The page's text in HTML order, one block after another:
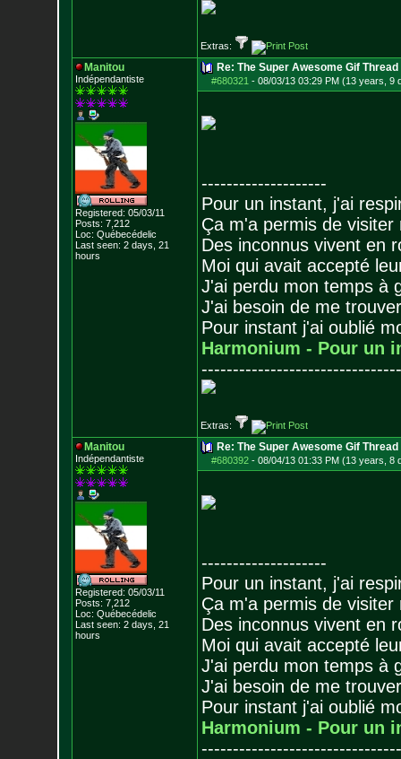
Extras:
Manitou
Indépendantiste
Registered: 05/03/11
Posts: 7,212
Loc: Québecédelic
Last seen: 2 days, 21
hours
Re: The Super Awesome Gif Thread
#680321 - 08/03/13 03:29 PM (13 years, 9
--------------------
Pour un instant, j'ai
Ça m'a permis de visiter
Des inconnus vivent en
Moi qui avait accepté
J'ai perdu mon temps à
J'ai besoin de me
Pour instant j'ai oublié
Harmonium - Pour un
--------------------------------
Extras:
Manitou
Indépendantiste
Registered: 05/03/11
Posts: 7,212
Loc: Québecédelic
Last seen: 2 days, 21
hours
Re: The Super Awesome Gif Thread
#680392- 08/04/13 01:33 PM (13 years, 8
--------------------
Pour un instant, j'ai
Ça m'a permis de visiter
Des inconnus vivent en
Moi qui avait accepté
J'ai perdu mon temps à
J'ai besoin de me
Pour instant j'ai oublié
Harmonium - Pour un
--------------------------------